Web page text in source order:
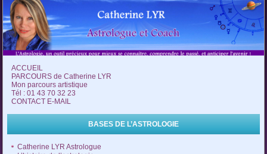
ACCUEIL
PARCOURS de Catherine LYR
Mon parcours artistique
Tél : 01 43 70 32 23
CONTACT E-MAIL
BASES DE L’ASTROLOGIE
Catherine LYR Astrologue